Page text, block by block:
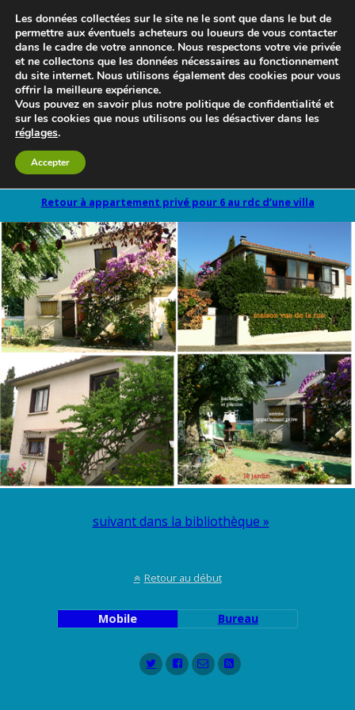
Retour à appartement privé pour 6 au rdc d’une villa
suivant dans la bibliothèque »
Retour au début
Mobile Bureau
Les données collectées sur le site ne le sont que dans le but de
permettre aux éventuels acheteurs ou loueurs de vous contacter
dans le cadre de votre annonce. Nous respectons votre vie privée
et ne collectons que les données nécessaires au fonctionnement
du site internet. Nous utilisons également des cookies pour vous
offrir la meilleure expérience.
Vous pouvez en savoir plus notre politique de confidentialité et
sur les cookies que nous utilisons ou les désactiver dans les
réglages.
Accepter